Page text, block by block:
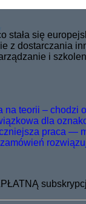
stała się
z dostarczania
i
teorii – chodzi
dla
praca —